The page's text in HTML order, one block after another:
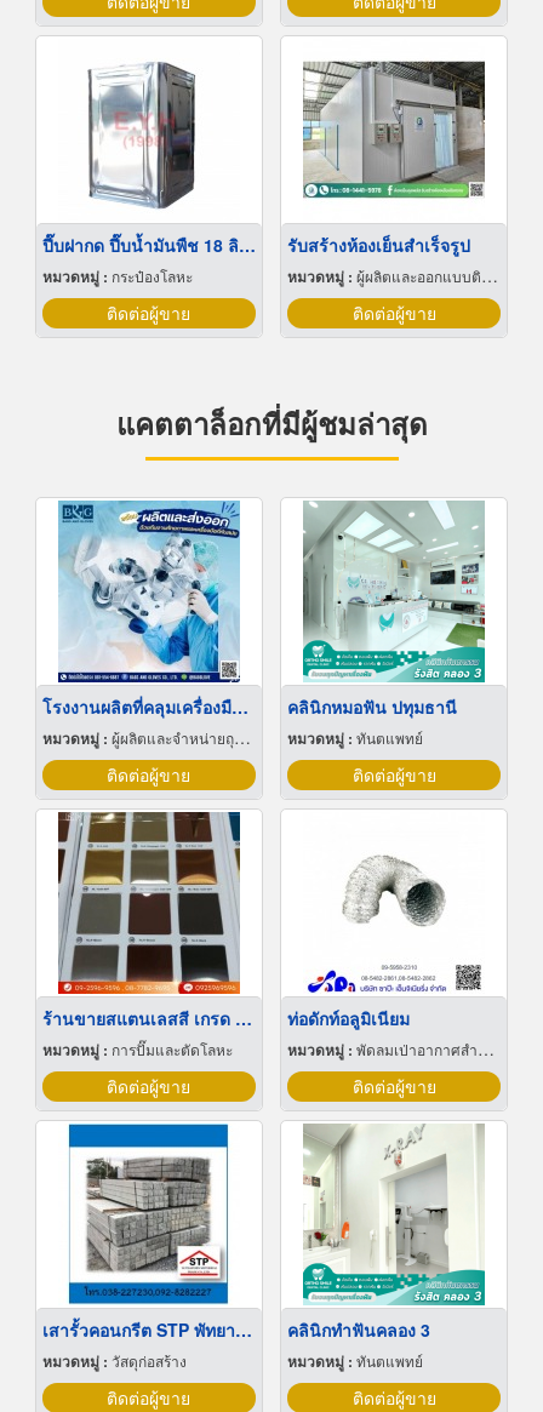
ปี๊บฝากด ปี๊บน้ำมันพืช 18 ลิตร
หมวดหมู่ : กระป๋องโลหะ
ติดต่อผู้ขาย
รับสร้างห้องเย็นสำเร็จรูป
หมวดหมู่ : ผู้ผลิตและออกแบบติดตั้งห้องเย็น
ติดต่อผู้ขาย
แคตตาล็อกที่มีผู้ชมล่าสุด
โรงงานผลิตที่คลุมเครื่องมือแพทย์
หมวดหมู่ : ผู้ผลิตและจำหน่ายถุงมือและถุงมือยาง
ติดต่อผู้ขาย
คลินิกหมอฟัน ปทุมธานี
หมวดหมู่ : ทันตแพทย์
ติดต่อผู้ขาย
ร้านขายสแตนเลสสี เกรด 304 ปทุมธานี
หมวดหมู่ : การปั๊มและตัดโลหะ
ติดต่อผู้ขาย
ท่อดักท์อลูมิเนียม
หมวดหมู่ : พัดลมเป่าอากาศสำหรับอุตสาหกรรม
ติดต่อผู้ขาย
เสารั้วคอนกรีต STP พัทยา บ่อวิน ระยอง ชลบุรี ปลวกแดง
หมวดหมู่ : วัสดุก่อสร้าง
ติดต่อผู้ขาย
คลินิกทำฟันคลอง 3
หมวดหมู่ : ทันตแพทย์
ติดต่อผู้ขาย